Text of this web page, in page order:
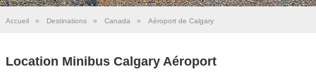
Accueil » Destinations » Canada » Aéroport de Calgary
Location Minibus Calgary Aéroport